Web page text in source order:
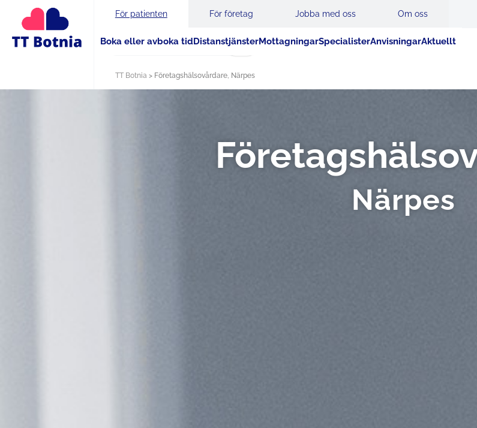
För patienten För företag Jobba med oss Om oss
Boka eller avboka tidDistanstjänsterMottagningarSpecialisterAnvisningarAktuellt
Sök
TT Botnia > Företags­hälso­vårdare, Närpes
Närpes